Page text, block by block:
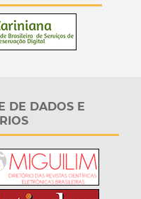
DE DADOS E